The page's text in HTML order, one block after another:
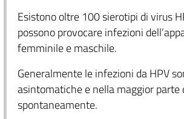
Esistono oltre 100 sierotipi di virus
possono provocare infezioni
femminile e maschile.
Generalmente le infezioni da HPV
asintomatiche e nella maggior parte
spontaneamente.